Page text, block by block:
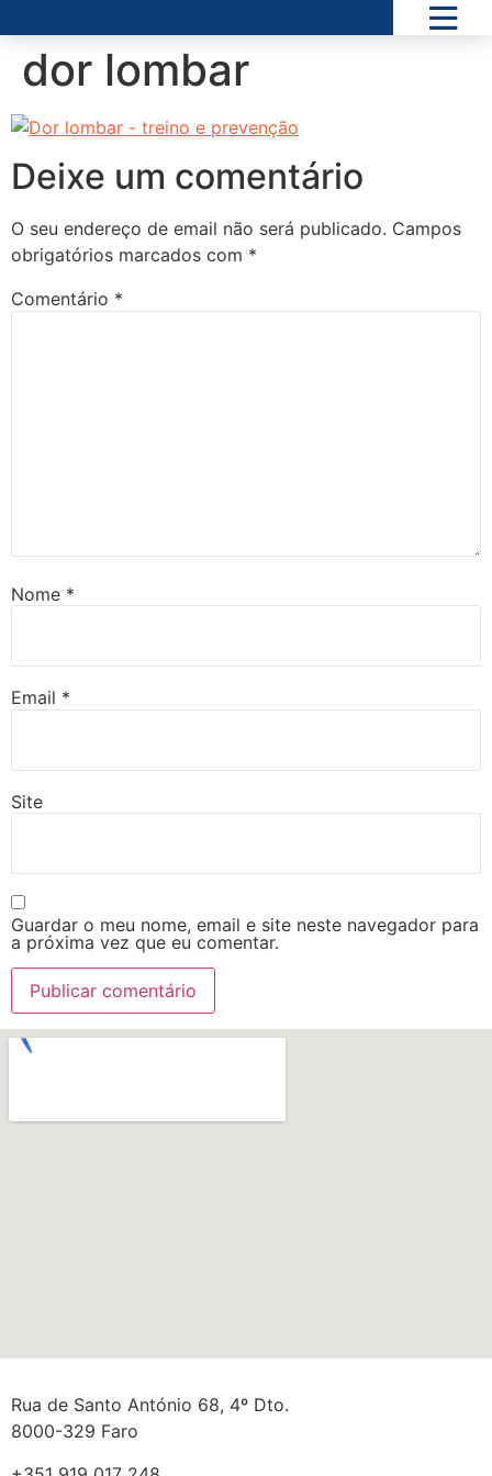
dor lombar
Deixe um comentário
O seu endereço de email não será publicado. Campos
obrigatórios marcados com *
Comentário *
Nome *
Email *
Site
Guardar o meu nome, email e site neste navegador para
a próxima vez que eu comentar.
Rua de Santo António 68, 4º Dto.
8000-329 Faro